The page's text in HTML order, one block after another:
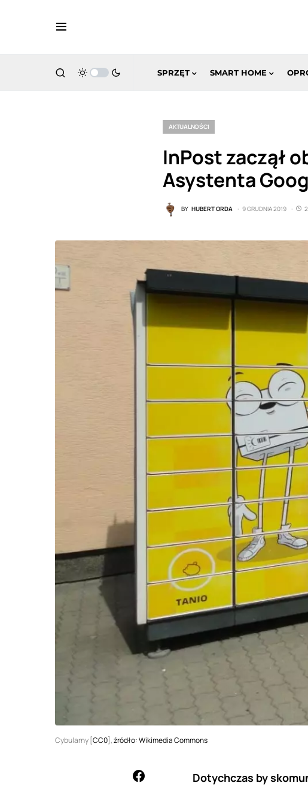
SPRZĘT SMART HOME
AKTUALNOŚCI
InPost zaczął
Asystenta
BY HUBERT ORDA 9 GRUDNIA 2019
Cybularny [CC0],źródło: Wikimedia Commons
Dotychczas by